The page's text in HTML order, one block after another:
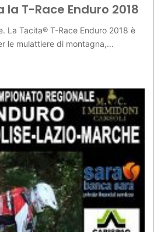
T-Race Enduro 2018
La Tacita® T-Race Enduro 2018 è
le mulattiere di montagna,…